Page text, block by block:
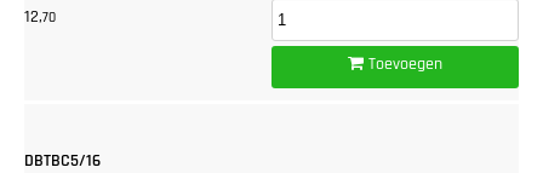
12,70
Toevoegen
DBTBC5/16